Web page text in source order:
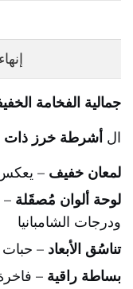
جمالية الفخامة
ال أشرطة خرز ذات
لمعان خفيف –
لوحة ألوان مُصقَلة –
ودرجات الشامبانيا
تناسُق الأبعاد – حبات
بساطة راقية –